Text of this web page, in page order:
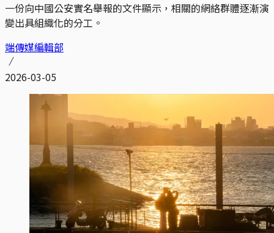
一份向中國公安實名舉報的文件顯示，相關的網絡群體逐漸演
變出具組織化的分工。
端傳媒編輯部
2026-03-05